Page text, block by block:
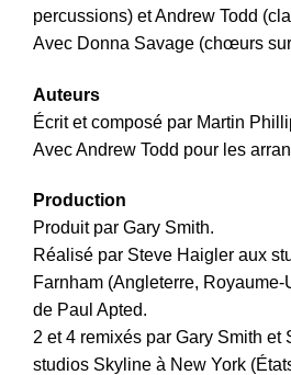
percussions) et Andrew Todd
Avec Donna Savage (chœurs
Auteurs
Écrit et composé par Martin
Avec Andrew Todd pour les
Production
Produit par Gary Smith.
Réalisé par Steve Haigler aux
Farnham (Angleterre,
de Paul Apted.
2 et 4 remixés par Gary Smith et
studios Skyline à New York